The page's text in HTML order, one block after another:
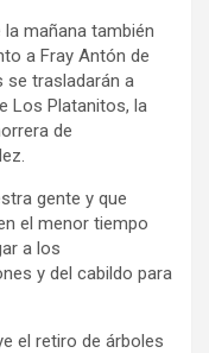
mañana también
a Fray Antón de
se trasladarán a
Los Platanitos, la
de
gente y que
el menor tiempo
a los
y del cabildo para
el retiro de árboles